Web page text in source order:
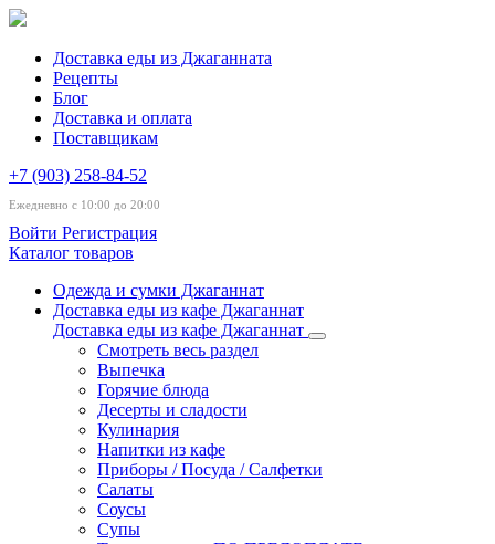
Доставка еды из Джаганната
Рецепты
Блог
Доставка и оплата
Поставщикам
+7 (903) 258-84-52
Ежедневно с 10:00 до 20:00
Войти Регистрация
Каталог товаров
Одежда и сумки Джаганнат
Доставка еды из кафе Джаганнат
Доставка еды из кафе Джаганнат
Смотреть весь раздел
Выпечка
Горячие блюда
Десерты и сладости
Кулинария
Напитки из кафе
Приборы / Посуда / Салфетки
Салаты
Соусы
Супы